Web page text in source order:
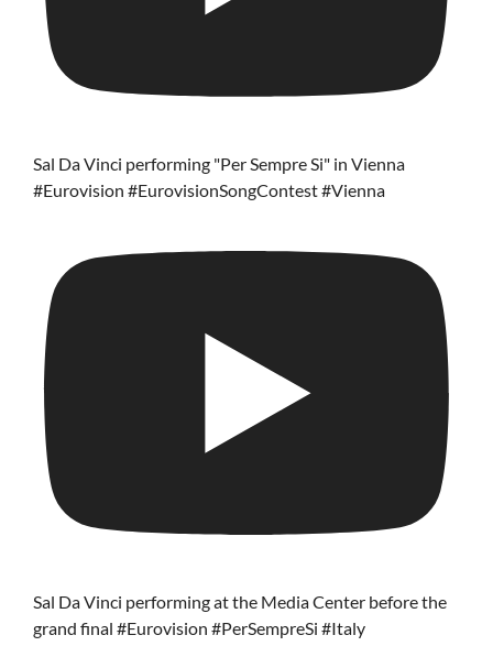
Sal Da Vinci performing "Per Sempre Si" in Vienna
#Eurovision #EurovisionSongContest #Vienna
Sal Da Vinci performing at the Media Center before the
grand final #Eurovision #PerSempreSi #Italy